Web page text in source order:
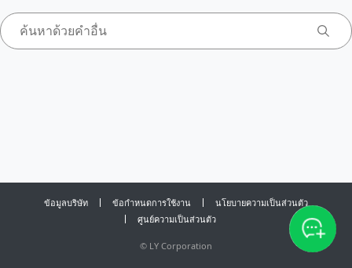
ข้อมูลบริษัท ข้อกำหนดการใช้งาน
นโยบายความเป็นส่วนตัว
ศูนย์ความเป็นส่วนตัว
© LY Corporation